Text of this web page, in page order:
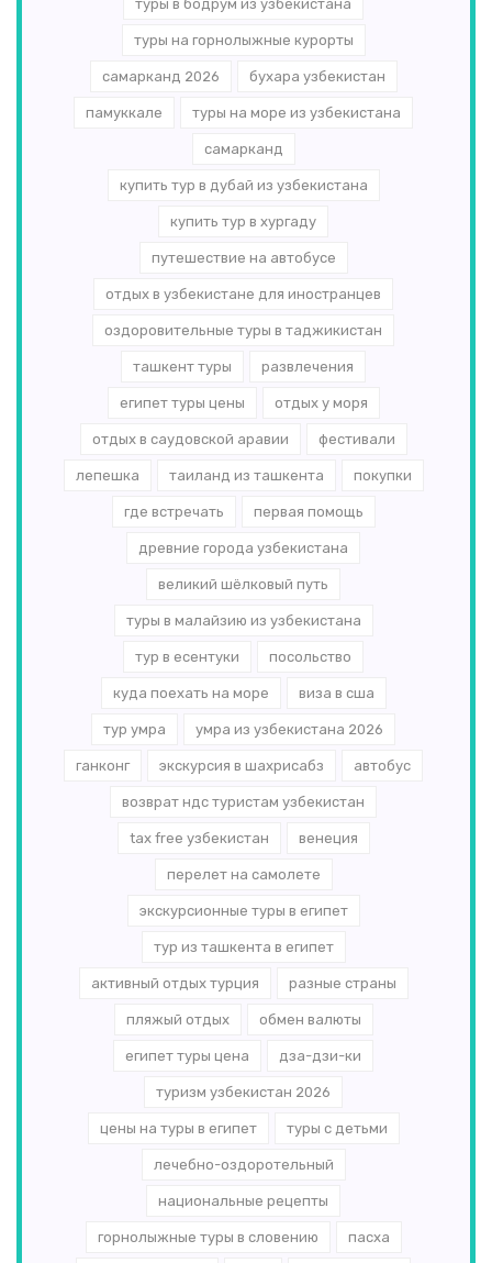
туры в бодрум из узбекистана
туры на горнолыжные курорты
самарканд 2026 бухара узбекистан
памуккале туры на море из узбекистана
самарканд
купить тур в дубай из узбекистана
купить тур в хургаду
путешествие на автобусе
отдых в узбекистане для иностранцев
оздоровительные туры в таджикистан
ташкент туры развлечения
египет туры цены отдых у моря
отдых в саудовской аравии фестивали
лепешка таиланд из ташкента покупки
где встречать первая помощь
древние города узбекистана
великий шёлковый путь
туры в малайзию из узбекистана
тур в есентуки посольство
куда поехать на море виза в сша
тур умра умра из узбекистана 2026
ганконг экскурсия в шахрисабз автобус
возврат ндс туристам узбекистан
tax free узбекистан венеция
перелет на самолете
экскурсионные туры в египет
тур из ташкента в египет
активный отдых турция разные страны
пляжый отдых обмен валюты
египет туры цена дза-дзи-ки
туризм узбекистан 2026
цены на туры в египет туры с детьми
лечебно-оздоротельный
национальные рецепты
горнолыжные туры в словению пасха